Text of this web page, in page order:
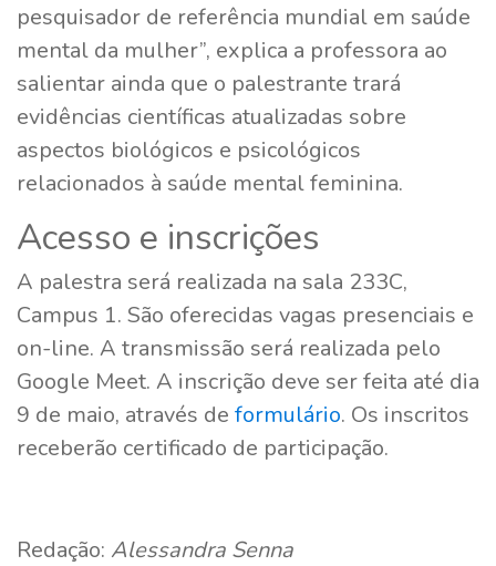
pesquisador de referência mundial em saúde
mental da mulher”, explica a professora ao
salientar ainda que o palestrante trará
evidências científicas atualizadas sobre
aspectos biológicos e psicológicos
relacionados à saúde mental feminina.
Acesso e inscrições
A palestra será realizada na sala 233C,
Campus 1. São oferecidas vagas presenciais e
on-line. A transmissão será realizada pelo
Google Meet. A inscrição deve ser feita até dia
9 de maio, através de formulário. Os inscritos
receberão certificado de participação.
Redação: Alessandra Senna